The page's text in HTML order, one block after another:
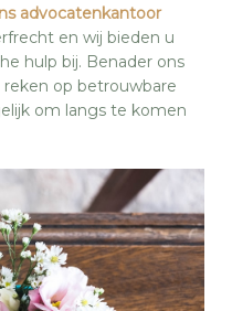
advocatenkantoor
en wij bieden u
hulp bij. Benader ons
op betrouwbare
om langs te komen